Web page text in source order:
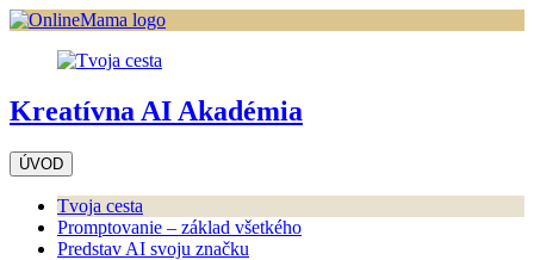
Return
course:
AI
Akadémia
Kreatívna AI Akadémia
ÚVOD
Tvoja cesta
Promptovanie – základ všetkého
Predstav AI svoju značku